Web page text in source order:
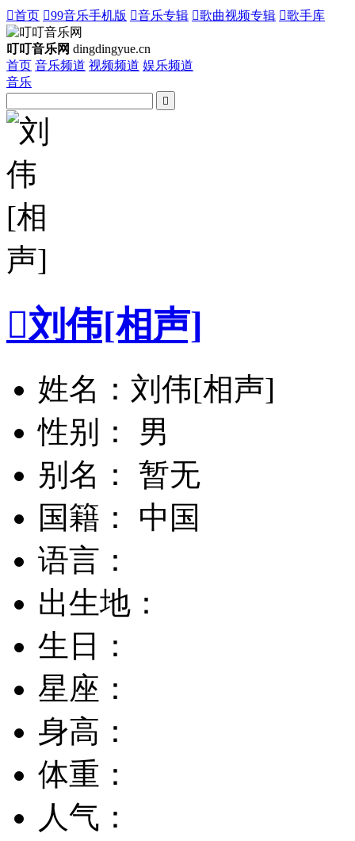
首页 99音乐手机版 音乐专辑 歌曲视频专辑 歌手库
叮叮音乐网 dingdingyue.cn
首页 音乐频道 视频频道 娱乐频道
音乐

刘伟[相声]
姓名：刘伟[相声]
性别： 男
别名： 暂无
国籍： 中国
语言：
出生地：
生日：
星座：
身高：
体重：
人气：